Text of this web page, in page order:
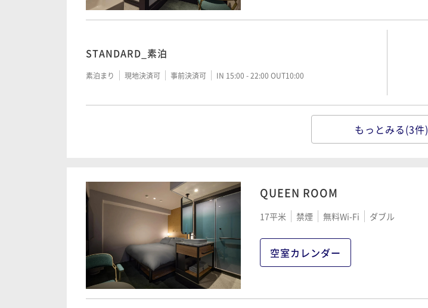
朝食付き 現地決済可
STANDARD_素泊
素泊まり 現地決済可 事前決済可 IN 15:00 - 22:00 OUT10:00
連泊割_素泊
素泊まり 現地決済可 事前決済可 IN 15:00 - 23:00 OUT10:00
もっとみる(3件)
QUEEN ROOM
17平米 禁煙 無料Wi-Fi ダブル
空室カレンダー